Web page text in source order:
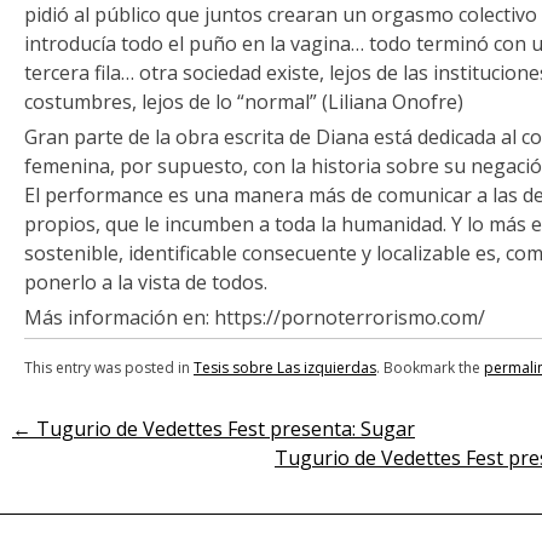
pidió al público que juntos crearan un orgasmo
introducía todo el puño en la vagina… todo terminó con
tercera fila… otra sociedad existe, lejos de las
costumbres, lejos de lo “normal” (Liliana Onofre)
Gran parte de la obra escrita de Diana está dedicada al
femenina, por supuesto, con la historia sobre su
El performance es una manera más de comunicar a las
propios, que le incumben a toda la humanidad. Y lo más
sostenible, identificable consecuente y localizable es,
ponerlo a la vista de todos.
Más información en: https://pornoterrorismo.com/
This entry was posted in Tesis sobre Las izquierdas. Bookmark the
Post
← Tugurio de Vedettes Fest presenta: Sugar
Tugurio de Vedettes Fest